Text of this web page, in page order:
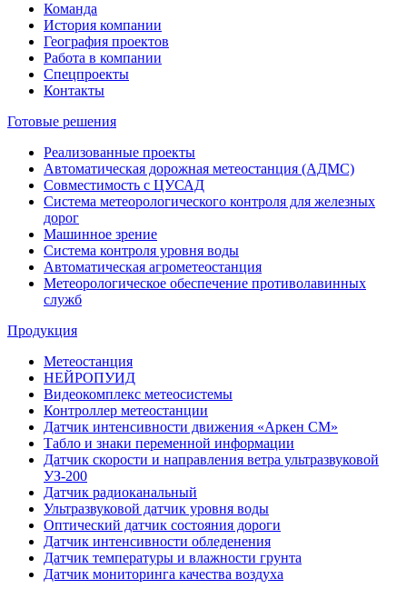
Команда
История компании
География проектов
Работа в компании
Спецпроекты
Контакты
Готовые решения
Реализованные проекты
Автоматическая дорожная метеостанция (АДМС)
Совместимость с ЦУСАД
Система метеорологического контроля для железных
дорог
Машинное зрение
Система контроля уровня воды
Автоматическая агрометеостанция
Метеорологическое обеспечение противолавинных
служб
Продукция
Метеостанция
НЕЙРОПУИД
Видеокомплекс метеосистемы
Контроллер метеостанции
Датчик интенсивности движения «Аркен СМ»
Табло и знаки переменной информации
Датчик скорости и направления ветра ультразвуковой
УЗ-200
Датчик радиоканальный
Ультразвуковой датчик уровня воды
Оптический датчик состояния дороги
Датчик интенсивности обледенения
Датчик температуры и влажности грунта
Датчик мониторинга качества воздуха